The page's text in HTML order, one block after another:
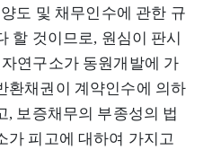
도 및 채무인수에 관한 규
할 것이므로, 원심이 판시
연구소가 동원개발에 가
환채권이 계약인수에 의하
, 보증채무의 부종성의 법
가 피고에 대하여 가지고